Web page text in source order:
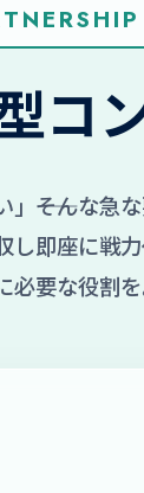
コ
」――そんな
し即座に戦
必要な役割